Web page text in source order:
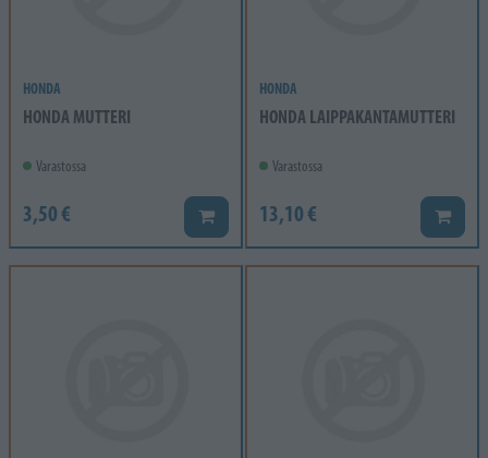
HONDA
HONDA MUTTERI
Varastossa
3,50 € Lisää koriin
HONDA
HONDA LAIPPAKANTAMUTTERI
Varastossa
13,10 € Lisää